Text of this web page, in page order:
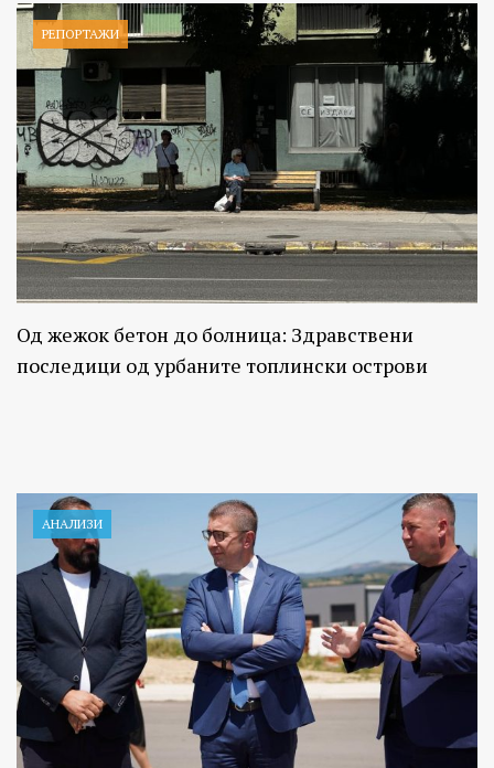
РЕПОРТАЖИ
Од жежок бетон до болница: Здравствени
последици од урбаните топлински острови
АНАЛИЗИ